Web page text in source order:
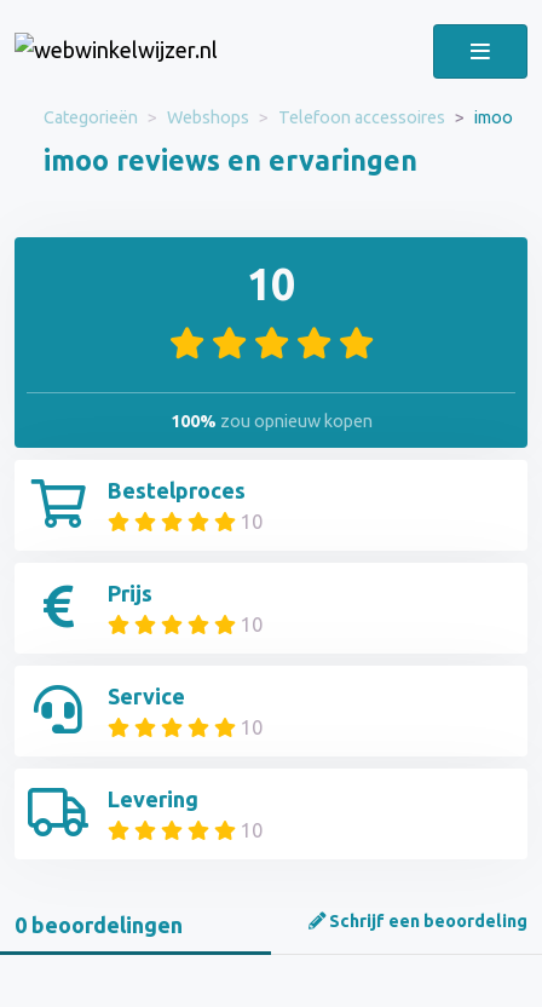
Categorieën Webshops Telefoon accessoires imoo
imoo reviews en ervaringen
Bestelproces
10
Prijs
10
Service
10
Levering
10
10
100% zou opnieuw kopen
0 beoordelingen Schrijf een beoordeling